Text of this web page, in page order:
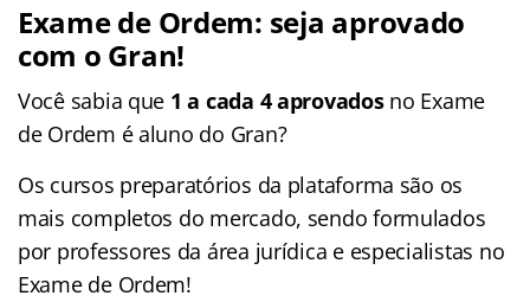
Exame de Ordem: seja aprovado
com o Gran!
Você sabia que 1 a cada 4 aprovadosno Exame
de Ordem é aluno do Gran?
Os cursos preparatórios da plataforma são os
mais completos do mercado, sendo formulados
por professores da área jurídica e especialistas no
Exame de Ordem!